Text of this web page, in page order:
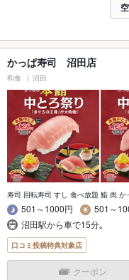
かっぱ寿司 沼田店
和食 沼田
寿司 回転寿司 すし 食べ放題 鮨 肉 か
501～1000円
501～
沼田駅から車で15分｡
口コミ投稿特典対象店
クーポン